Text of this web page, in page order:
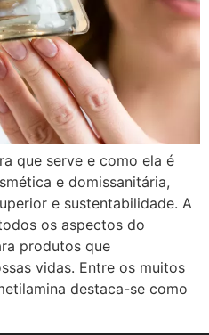
que serve e como ela é
e domissanitária,
e sustentabilidade. A
os aspectos do
produtos que
vidas. Entre os muitos
destaca-se como